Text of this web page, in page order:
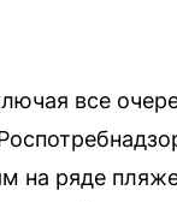
все
на ряде